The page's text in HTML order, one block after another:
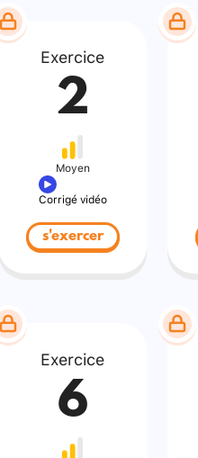
Exercice
2
Moyen
Corrigé vidéo
s'exercer
Exercice
6